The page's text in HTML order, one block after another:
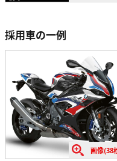
採用車の一例
画像(38